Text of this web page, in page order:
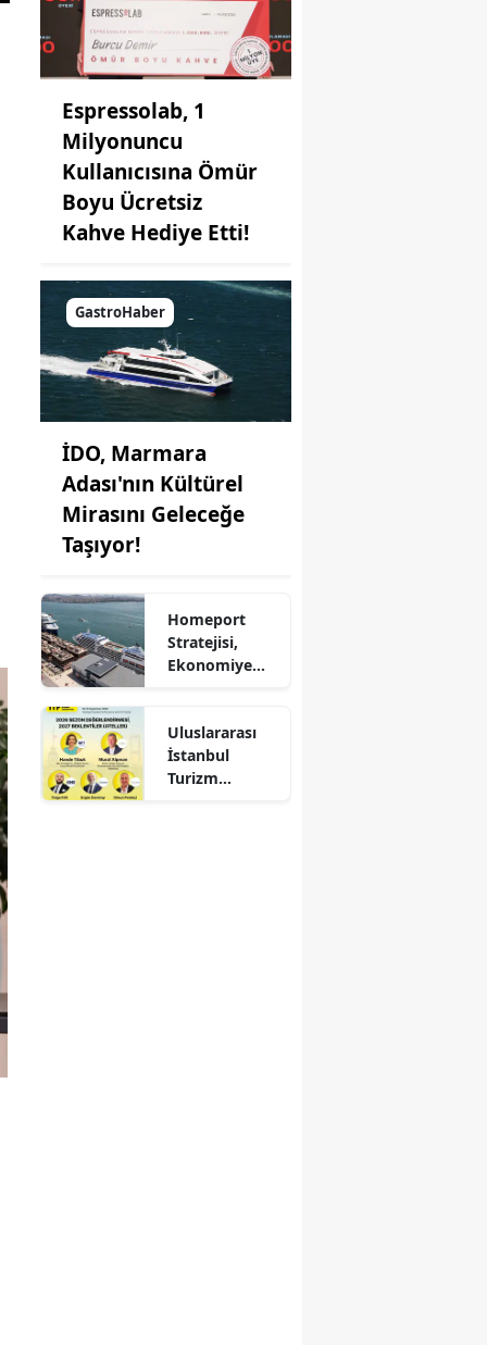
Espressolab, 1
Milyonuncu
Kullanıcısına Ömür
Boyu Ücretsiz
Kahve Hediye Etti!
GastroHaber
İDO, Marmara
Adası'nın Kültürel
Mirasını Geleceğe
Taşıyor!
Homeport
Stratejisi,
Ekonomiye
Sağlıyor!
Uluslararası
İstanbul
Turizm